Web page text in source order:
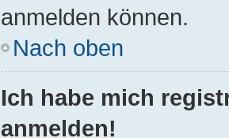
anmelden können.
Nach oben
Ich habe mich
anmelden!